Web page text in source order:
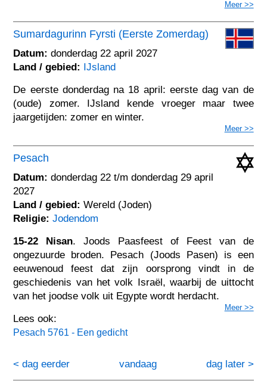
Meer >>
Sumardagurinn Fyrsti (Eerste Zomerdag)
Datum: donderdag 22 april 2027
Land / gebied: IJsland
De eerste donderdag na 18 april: eerste dag van de
(oude) zomer. IJsland kende vroeger maar twee
jaargetijden: zomer en winter.
Meer >>
Pesach
Datum: donderdag 22 t/m donderdag 29 april
2027
Land / gebied: Wereld (Joden)
Religie: Jodendom
15-22 Nisan. Joods Paasfeest of Feest van de
ongezuurde broden. Pesach (Joods Pasen) is een
eeuwenoud feest dat zijn oorsprong vindt in de
geschiedenis van het volk Israël, waarbij de uittocht
van het joodse volk uit Egypte wordt herdacht.
Meer >>
Lees ook:
Pesach 5761 - Een gedicht
< dag eerder dag later >
vandaag